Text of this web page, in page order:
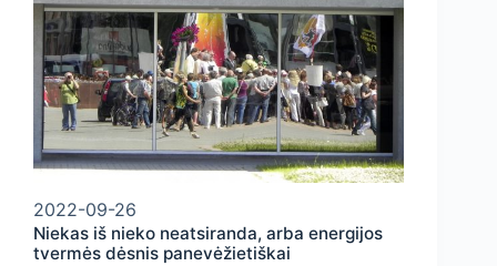
2022-09-26
Niekas iš nieko neatsiranda, arba energijos
tvermės dėsnis panevėžietiškai